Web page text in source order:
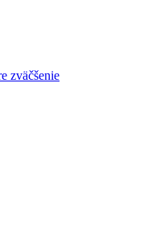
zväčšenie